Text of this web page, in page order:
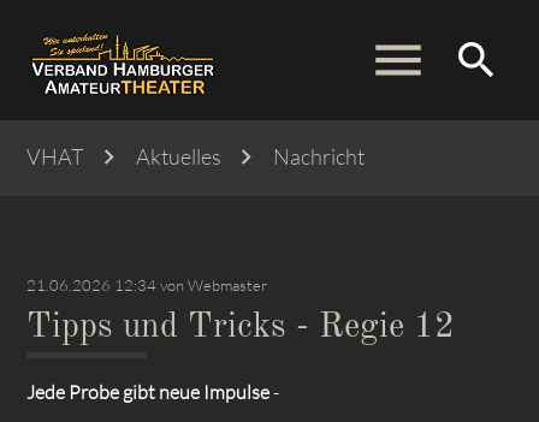
menu search
VHAT Aktuelles Nachricht
21.06.2026 12:34von Webmaster
Tipps und Tricks - Regie 12
Jede Probe gibt neue Impulse-